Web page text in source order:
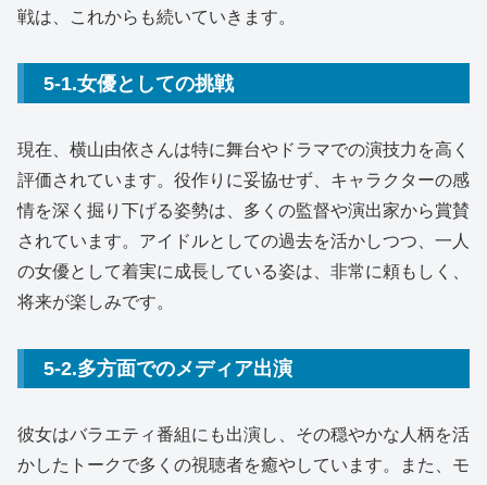
戦は、これからも続いていきます。
5-1.女優としての挑戦
現在、横山由依さんは特に舞台やドラマでの演技力を高く
評価されています。役作りに妥協せず、キャラクターの感
情を深く掘り下げる姿勢は、多くの監督や演出家から賞賛
されています。アイドルとしての過去を活かしつつ、一人
の女優として着実に成長している姿は、非常に頼もしく、
将来が楽しみです。
5-2.多方面でのメディア出演
彼女はバラエティ番組にも出演し、その穏やかな人柄を活
かしたトークで多くの視聴者を癒やしています。また、モ